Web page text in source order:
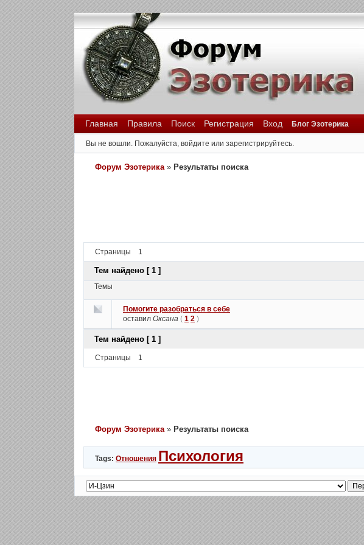
Главная Правила Поиск Регистрация Вход Блог Эзотерика
Вы не вошли. Пожалуйста, войдите или зарегистрируйтесь.
Форум Эзотерика » Результаты поиска
Страницы 1
Тем найдено [ 1 ]
Темы
Помогите разобраться в себе
оставил Оксана ( 1 2 )
Тем найдено [ 1 ]
Страницы 1
Форум Эзотерика » Результаты поиска
Tags: Отношения Психология